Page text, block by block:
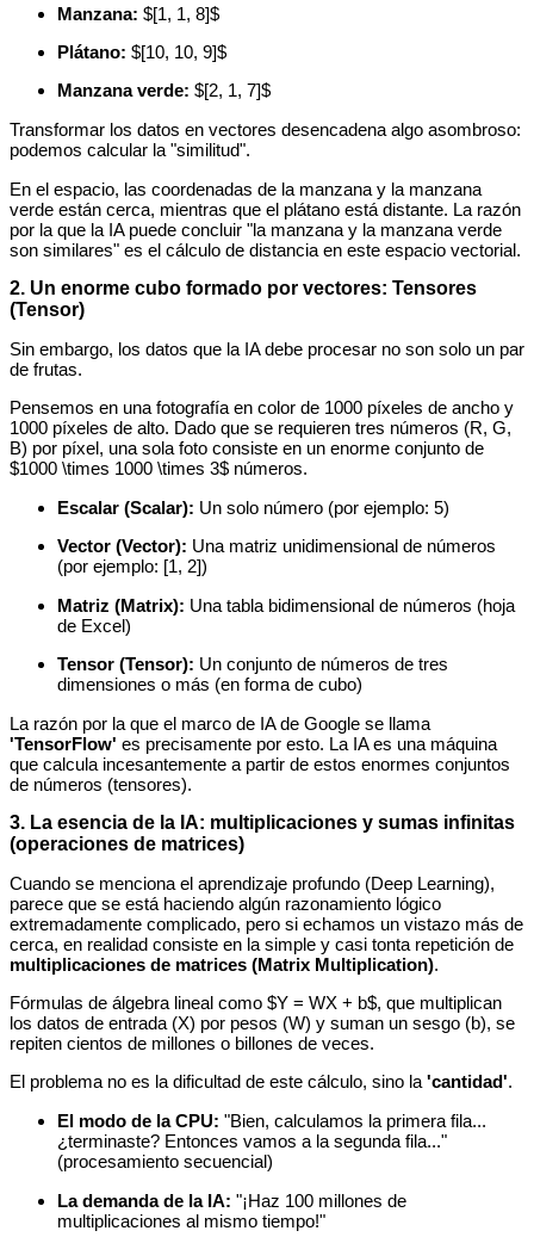
Manzana: $[1, 1, 8]$
Plátano: $[10, 10, 9]$
Manzana verde: $[2, 1, 7]$
Transformar los datos en vectores desencadena algo asombroso:
podemos calcular la "similitud".
En el espacio, las coordenadas de la manzana y la manzana
verde están cerca, mientras que el plátano está distante. La razón
por la que la IA puede concluir "la manzana y la manzana verde
son similares" es el cálculo de distancia en este espacio vectorial.
2. Un enorme cubo formado por vectores: Tensores
(Tensor)
Sin embargo, los datos que la IA debe procesar no son solo un par
de frutas.
Pensemos en una fotografía en color de 1000 píxeles de ancho y
1000 píxeles de alto. Dado que se requieren tres números (R, G,
B) por píxel, una sola foto consiste en un enorme conjunto de
$1000 \times 1000 \times 3$ números.
Escalar (Scalar): Un solo número (por ejemplo: 5)
Vector (Vector): Una matriz unidimensional de números
(por ejemplo: [1, 2])
Matriz (Matrix): Una tabla bidimensional de números (hoja
de Excel)
Tensor (Tensor): Un conjunto de números de tres
dimensiones o más (en forma de cubo)
La razón por la que el marco de IA de Google se llama
'TensorFlow' es precisamente por esto. La IA es una máquina
que calcula incesantemente a partir de estos enormes conjuntos
de números (tensores).
3. La esencia de la IA: multiplicaciones y sumas infinitas
(operaciones de matrices)
Cuando se menciona el aprendizaje profundo (Deep Learning),
parece que se está haciendo algún razonamiento lógico
extremadamente complicado, pero si echamos un vistazo más de
cerca, en realidad consiste en la simple y casi tonta repetición de
multiplicaciones de matrices (Matrix Multiplication).
Fórmulas de álgebra lineal como $Y = WX + b$, que multiplican
los datos de entrada (X) por pesos (W) y suman un sesgo (b), se
repiten cientos de millones o billones de veces.
El problema no es la dificultad de este cálculo, sino la'cantidad'.
El modo de la CPU: "Bien, calculamos la primera fila...
¿terminaste? Entonces vamos a la segunda fila..."
(procesamiento secuencial)
La demanda de la IA: "¡Haz 100 millones de
multiplicaciones al mismo tiempo!"